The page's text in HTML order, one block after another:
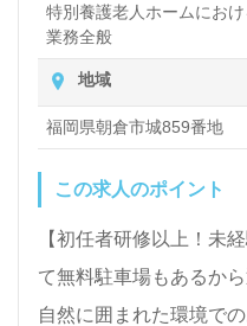
特別養護老人ホームにお
業務全般
入浴や排せつ、食事など
除、洗濯など日常生活のサ
地域
福岡県朝倉市城859番地
この求人のポイント
【初任者研修以上！未
て無料駐車場もあるか
自然に囲まれた環境で